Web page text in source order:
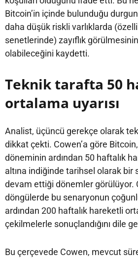
Bitcoin’in içinde bulunduğu
daha düşük riskli varlıklarda
senetlerinde) zayıflık
olabileceğini kaydetti.
Teknik tarafta 50
ortalama uyarısı
Analist, üçüncü gerekçe olarak
dikkat çekti. Cowen’a göre
döneminin ardından 50 haftalık
altına indiğinde tarihsel olarak bir
devam ettiği dönemler görülüyor.
döngülerde bu senaryonun
ardından 200 haftalık hareketli
çekilmelerle sonuçlandığını dile
Bu çerçevede Cowen, mevcut